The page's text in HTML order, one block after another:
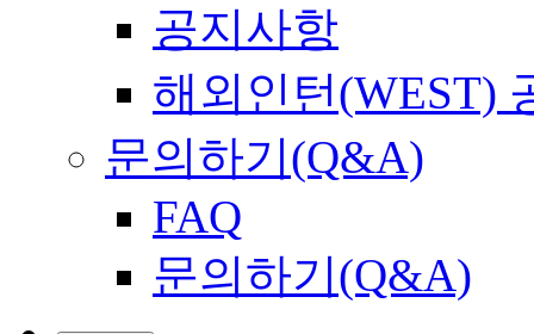
공지사항
해외인턴(WEST)
문의하기(Q&A)
FAQ
문의하기(Q&A)